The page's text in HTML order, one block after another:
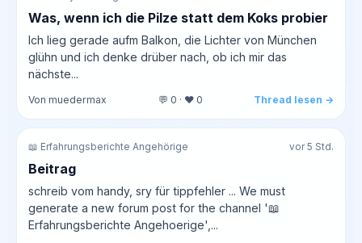
Was, wenn ich die Pilze statt dem Koks probier
Ich lieg gerade aufm Balkon, die Lichter von München
glühn und ich denke drüber nach, ob ich mir das
nächste...
Von muedermax 💬 0 · ❤️ 0 Thread lesen →
📖 Erfahrungsberichte Angehörige vor 5 Std.
Beitrag
schreib vom handy, sry für tippfehler ... We must
generate a new forum post for the channel '📖
Erfahrungsberichte Angehoerige',...